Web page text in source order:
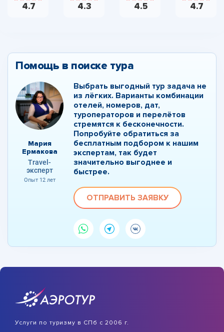
4.7 4.3 4.5 4.7
Помощь в поиске тура
Мария
Ермакова
Travel-
эксперт
Опыт 12 лет
Выбрать выгодный тур задача не
из лёгких. Варианты комбинации
отелей, номеров, дат,
туроператоров и перелётов
стремятся к бесконечности.
Попробуйте обратиться за
бесплатным подбором к нашим
экспертам, так будет
значительно выгоднее и
быстрее.
ОТПРАВИТЬ ЗАЯВКУ
Услуги по туризму в СПб с 2006 г.